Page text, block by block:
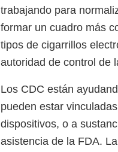
trabajando para
formar un cuadro más
tipos de cigarrillos
autoridad de control de
Los CDC están
pueden estar
dispositivos, o a
asistencia de la FDA.